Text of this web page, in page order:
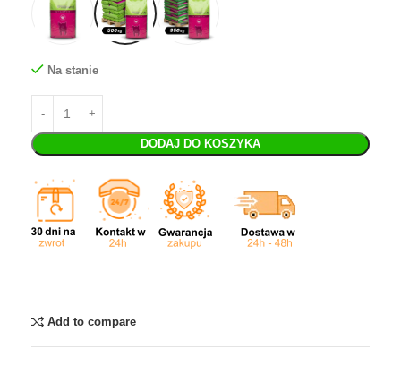
Na stanie
DODAJ DO KOSZYKA
Add to compare